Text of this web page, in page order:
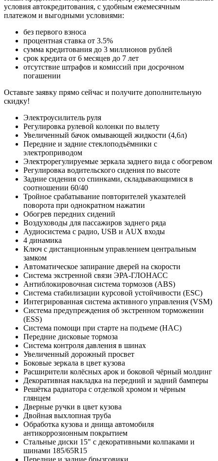
условия автокредитования, с удобным ежемесячным
платежом и выгодными условиями:
без первого взноса
процентная ставка от 3.5%
сумма кредитования до 3 миллионов рублей
срок кредита от 6 месяцев до 7 лет
отсутствие штрафов и комиссий при досрочном
погашении
Оставьте заявку прямо сейчас и получите дополнительную
скидку!
Электроусилитель руля
Регулировка рулевой колонки по вылету
Увеличенный бачок омывающей жидкости (4,6л)
Передние и задние стеклоподъёмники с
электроприводом
Электрорегулируемые зеркала заднего вида с обогревом
Регулировка водительского сидения по высоте
Задние сидения со спинками, складывающимися в
соотношении 60/40
Тройное срабатывание повторителей указателей
поворота при однократном нажатии
Обогрев передних сидений
Воздуховоды для пассажиров заднего ряда
Аудиосистема с радио, USB и AUX входы
4 динамика
Ключ с дистанционным управлением центральным
замком
Автоматическое запирание дверей на скорости
Система экстренной связи ЭРА-ГЛОНАСС
Антиблокировочная система тормозов (ABS)
Система стабилизации курсовой устойчивости (ESC)
Интегрированная система активного управления (VSM)
Система предупреждения об экстренном торможении
(ESS)
Система помощи при старте на подъеме (HAC)
Передние дисковые тормоза
Система контроля давления в шинах
Увеличенный дорожный просвет
Боковые зеркала в цвет кузова
Расширители колёсных арок и боковой чёрный молдинг
Декоративная накладка на передний и задний бамперы
Решётка радиатора с отделкой хромом и чёрным
глянцем
Дверные ручки в цвет кузова
Двойная выхлопная труба
Обработка кузова и днища автомобиля
антикоррозионным покрытием
Стальные диски 15" с декоративными колпаками и
шинами 185/65R15